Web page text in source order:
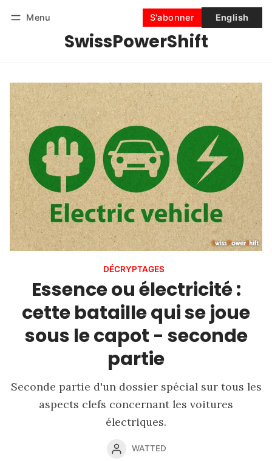
Menu
SwissPowerShift
S'abonner English
Se connecter S'abonner
DÉCRYPTAGES
Essence ou électricité :
cette bataille qui se joue
sous le capot - seconde
partie
Seconde partie d'un dossier spécial sur tous les
aspects clefs concernant les voitures
électriques.
WATTED